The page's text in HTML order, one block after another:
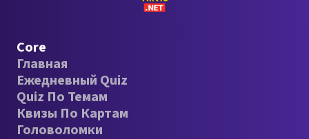
Core
Главная
Ежедневный Quiz
Quiz По Темам
Квизы По Картам
Головоломки